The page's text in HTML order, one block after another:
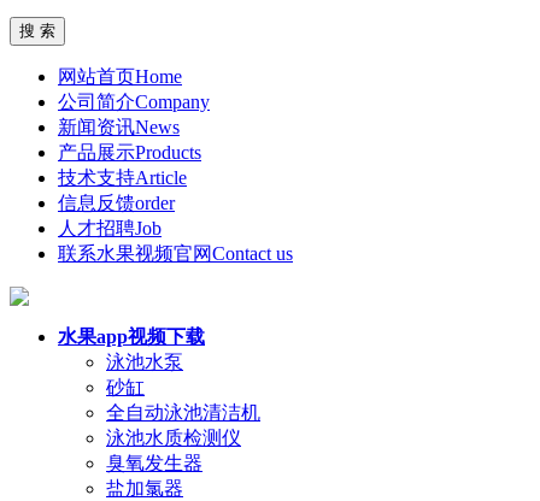
网站首页Home
公司简介Company
新闻资讯News
产品展示Products
技术支持Article
信息反馈order
人才招聘Job
联系水果视频官网Contact us
水果app视频下载
泳池水泵
砂缸
全自动泳池清洁机
泳池水质检测仪
臭氧发生器
盐加氯器